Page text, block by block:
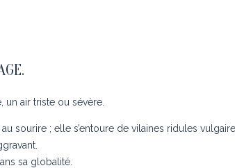
air triste ou sévère.
sourire ; elle s’entoure de vilaines ridules
sa globalité.